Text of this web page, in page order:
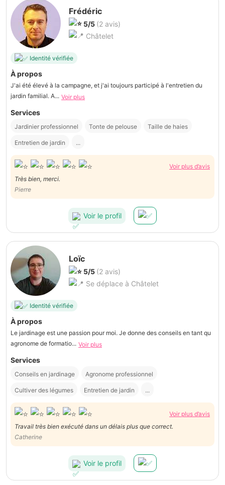
Frédéric
5/5 (2 avis)
Châtelet
Identité vérifiée
À propos
J'ai été élevé à la campagne, et j'ai toujours participé à l'entretien du
jardin familial. A... Voir plus
Services
Jardinier professionnel Tonte de pelouse Taille de haies
Entretien de jardin ...
Voir plus d’avis
Très bien, merci.
Pierre
Voir le profil
Loïc
5/5 (2 avis)
Se déplace à Châtelet
Identité vérifiée
À propos
Le jardinage est une passion pour moi. Je donne des conseils en tant qu
agronome de formatio... Voir plus
Services
Conseils en jardinage Agronome professionnel
Cultiver des légumes Entretien de jardin ...
Voir plus d’avis
Travail très bien exécuté dans un délais plus que correct.
Catherine
Voir le profil